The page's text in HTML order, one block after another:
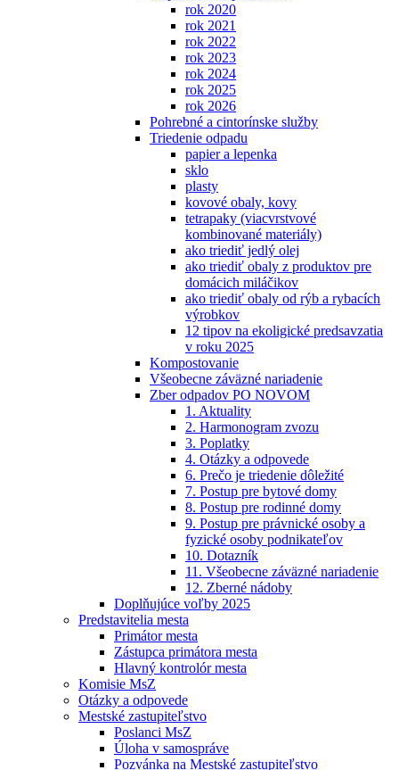
rok 2020
rok 2021
rok 2022
rok 2023
rok 2024
rok 2025
rok 2026
Pohrebné a cintorínske služby
Triedenie odpadu
papier a lepenka
sklo
plasty
kovové obaly, kovy
tetrapaky (viacvrstvové
kombinované materiály)
ako triediť jedlý olej
ako triediť obaly z produktov pre
domácich miláčikov
ako triediť obaly od rýb a rybacích
výrobkov
12 tipov na ekoligické predsavzatia
v roku 2025
Kompostovanie
Všeobecne záväzné nariadenie
Zber odpadov PO NOVOM
1. Aktuality
2. Harmonogram zvozu
3. Poplatky
4. Otázky a odpovede
6. Prečo je triedenie dôležité
7. Postup pre bytové domy
8. Postup pre rodinné domy
9. Postup pre právnické osoby a
fyzické osoby podnikateľov
10. Dotazník
11. Všeobecne záväzné nariadenie
12. Zberné nádoby
Doplňujúce voľby 2025
Predstavitelia mesta
Primátor mesta
Zástupca primátora mesta
Hlavný kontrolór mesta
Komisie MsZ
Otázky a odpovede
Mestské zastupiteľstvo
Poslanci MsZ
Úloha v samospráve
Pozvánka na Mestské zastupiteľstvo